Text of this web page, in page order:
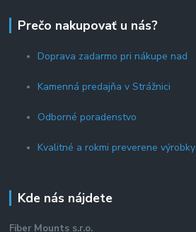
Prečo nakupovať u nás?
Doprava zadarmo pri nákupe nad
Kamenná predajňa v Strážnici
Odborné poradenstvo
Kvalitné a rokmi preverene výrobky
Kde nás nájdete
Fiber Mounts s.r.o.